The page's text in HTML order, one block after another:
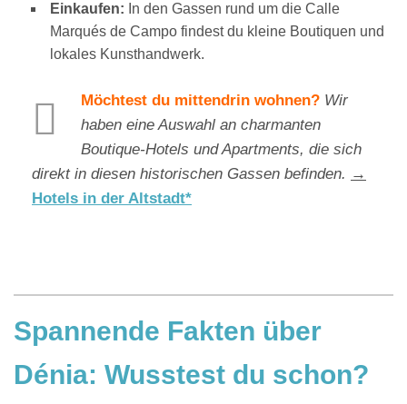
Einkaufen: In den Gassen rund um die Calle
Marqués de Campo findest du kleine Boutiquen und
lokales Kunsthandwerk.
Möchtest du mittendrin wohnen? Wir
haben eine Auswahl an charmanten
Boutique-Hotels und Apartments, die sich
direkt in diesen historischen Gassen befinden. →
Hotels in der Altstadt*
Spannende Fakten über
Dénia: Wusstest du schon?